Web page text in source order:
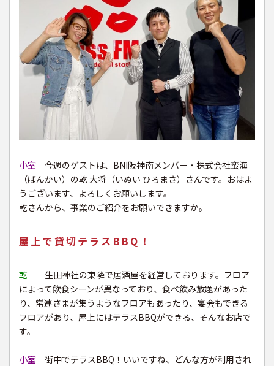
小室 今週のゲストは、BNI阪神南メンバー・株式会社蛮海
（ばんかい）の乾 大将（いぬい ひろまさ）さんです。おはよ
うございます、よろしくお願いします。
乾さんから、事業のご紹介をお願いできますか。
屋上で貸切テラスBBQ！
乾 生田神社の東隣で居酒屋を経営しております。フロア
によって飲食シーンが異なっており、食べ飲み放題があった
り、常連さまが集うようなフロアもあったり、宴会もできる
フロアがあり、屋上にはテラスBBQができる、そんなお店で
す。
小室 街中でテラスBBQ！いいですね、どんな方が利用され